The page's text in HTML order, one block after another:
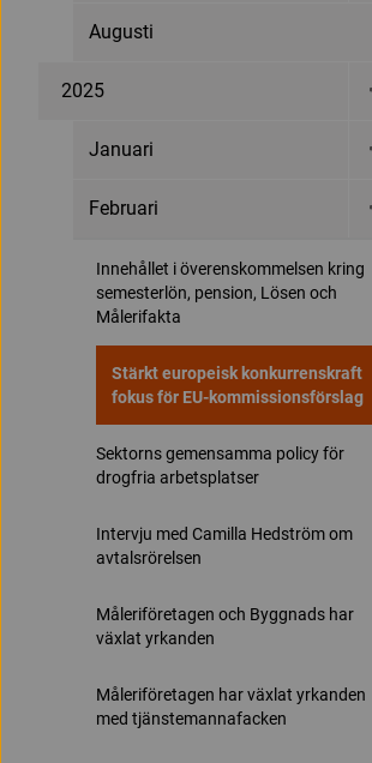
Augusti
2025
Januari
Februari
Innehållet i överenskommelsen kring
semesterlön, pension, Lösen och
Målerifakta
Stärkt europeisk konkurrenskraft
fokus för EU-kommissionsförslag
Sektorns gemensamma policy för
drogfria arbetsplatser
Intervju med Camilla Hedström om
avtalsrörelsen
Måleriföretagen och Byggnads har
växlat yrkanden
Måleriföretagen har växlat yrkanden
med tjänstemannafacken